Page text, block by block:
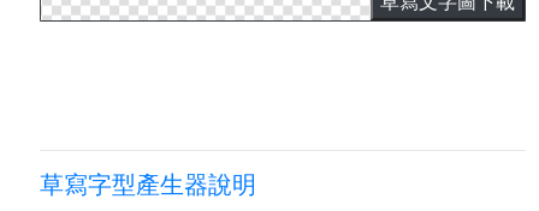
草寫字型產生器說明